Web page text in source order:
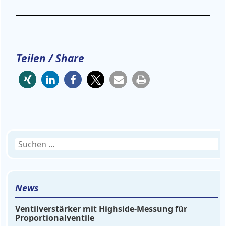
Teilen / Share
Suchen
News
Ventilverstärker mit Highside-Messung für
Proportionalventile